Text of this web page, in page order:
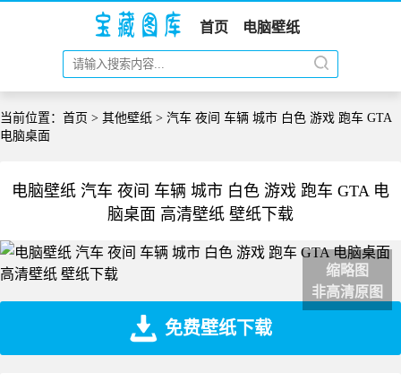
首页 电脑壁纸
当前位置： 首页 > 其他壁纸 > 汽车 夜间 车辆 城市 白色 游戏 跑车 GTA
电脑桌面
电脑壁纸 汽车 夜间 车辆 城市 白色 游戏 跑车 GTA 电
脑桌面 高清壁纸 壁纸下载
缩略图
非高清原图
免费壁纸下载